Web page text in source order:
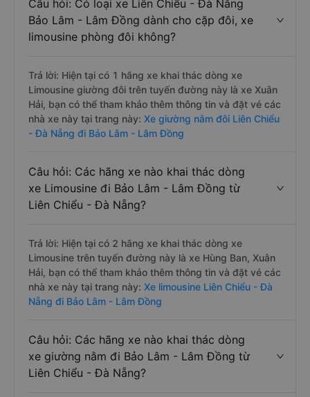
Câu hỏi: Có loại xe Liên Chiểu - Đà Nẵng
Bảo Lâm - Lâm Đồng dành cho cặp đôi, xe
limousine phòng đôi không?
Trả lời: Hiện tại có 1 hãng xe khai thác dòng xe
Limousine giường đôi trên tuyến đường này là xe Xuân
Hải, bạn có thể tham khảo thêm thông tin và đặt vé các
nhà xe này tại trang này: Xe giường nằm đôi Liên Chiểu
- Đà Nẵng đi Bảo Lâm - Lâm Đồng
Câu hỏi: Các hãng xe nào khai thác dòng
xe Limousine đi Bảo Lâm - Lâm Đồng từ
Liên Chiểu - Đà Nẵng?
Trả lời: Hiện tại có 2 hãng xe khai thác dòng xe
Limousine trên tuyến đường này là xe Hùng Ban, Xuân
Hải, bạn có thể tham khảo thêm thông tin và đặt vé các
nhà xe này tại trang này: Xe limousine Liên Chiểu - Đà
Nẵng đi Bảo Lâm - Lâm Đồng
Câu hỏi: Các hãng xe nào khai thác dòng
xe giường nằm đi Bảo Lâm - Lâm Đồng từ
Liên Chiểu - Đà Nẵng?